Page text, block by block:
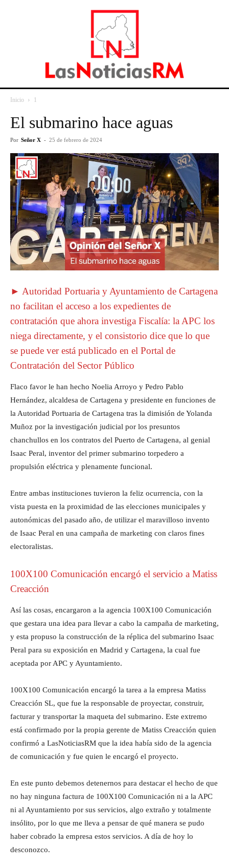
Inicio 1
El submarino hace aguas
Por Señor X - 25 de febrero de 2024
► Autoridad Portuaria y Ayuntamiento de Cartagena
no facilitan el acceso a los expedientes de
contratación que ahora investiga Fiscalía: la APC los
niega directamente, y el consistorio dice que lo que
se puede ver está publicado en el Portal de
Contratación del Sector Público
Flaco favor le han hecho Noelia Arroyo y Pedro Pablo
Hernández, alcaldesa de Cartagena y presidente en funciones de
la Autoridad Portuaria de Cartagena tras la dimisión de Yolanda
Muñoz por la investigación judicial por los presuntos
chanchullos en los contratos del Puerto de Cartagena, al genial
Isaac Peral, inventor del primer submarino torpedero a
propulsión eléctrica y plenamente funcional.
Entre ambas instituciones tuvieron la feliz ocurrencia, con la
vista puesta en la proximidad de las elecciones municipales y
autonómicas del pasado año, de utilizar el maravilloso invento
de Isaac Peral en una campaña de marketing con claros fines
electoralistas.
100X100 Comunicación encargó el servicio a Matiss
Creacción
Así las cosas, encargaron a la agencia 100X100 Comunicación
que gestara una idea para llevar a cabo la campaña de marketing,
y esta propuso la construcción de la réplica del submarino Isaac
Peral para su exposición en Madrid y Cartagena, la cual fue
aceptada por APC y Ayuntamiento.
100X100 Comunicación encargó la tarea a la empresa Matiss
Creacción SL, que fue la responsable de proyectar, construir,
facturar y transportar la maqueta del submarino. Este extremo
está confirmado por la propia gerente de Matiss Creacción quien
confirmó a LasNoticiasRM que la idea había sido de la agencia
de comunicación y fue quien le encargó el proyecto.
En este punto debemos detenernos para destacar el hecho de que
no hay ninguna factura de 100X100 Comunicación ni a la APC
ni al Ayuntamiento por sus servicios, algo extraño y totalmente
insólito, por lo que me lleva a pensar de qué manera se pudo
haber cobrado la empresa estos servicios. A día de hoy lo
desconozco.